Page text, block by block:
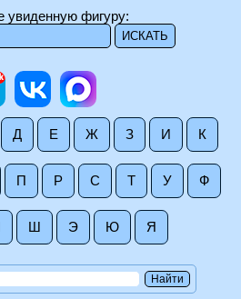
увиденную фигуру:
Д Е Ж З И К
П Р С Т У Ф
Ш Э Ю Я